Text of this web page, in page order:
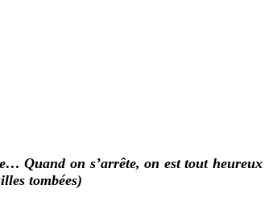
Quand on s’arrête, on est tout heureux
tombées)